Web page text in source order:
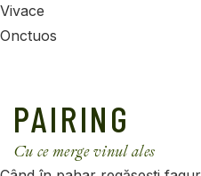
Vivace
Onctuos
PAIRING
Cu ce merge vinul ales